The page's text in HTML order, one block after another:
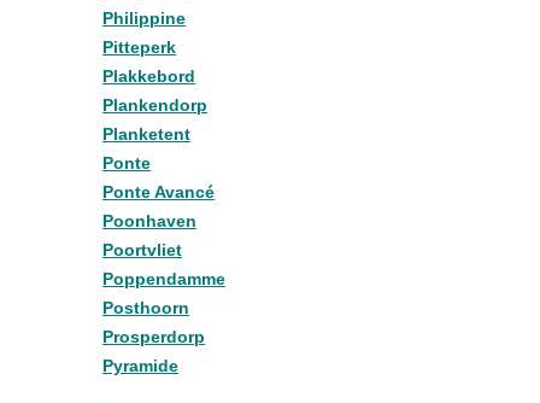
Philippine
Pitteperk
Plakkebord
Plankendorp
Planketent
Ponte
Ponte Avancé
Poonhaven
Poortvliet
Poppendamme
Posthoorn
Prosperdorp
Pyramide